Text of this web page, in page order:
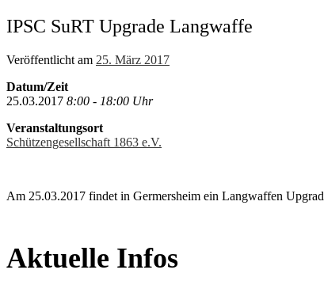
IPSC SuRT Upgrade Langwaffe
Veröffentlicht am 25. März 2017
Datum/Zeit
25.03.2017 8:00 - 18:00 Uhr
Veranstaltungsort
Schützengesellschaft 1863 e.V.
Am 25.03.2017 findet in Germersheim ein Langwaffen
Aktuelle Infos